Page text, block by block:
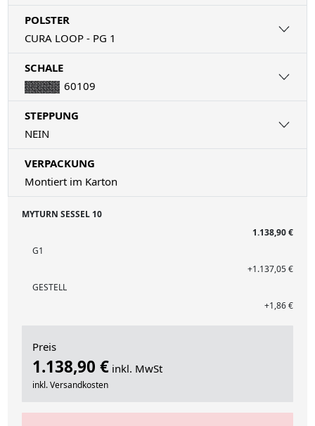
POLSTER
CURA LOOP - PG 1
SCHALE
60109
STEPPUNG
NEIN
VERPACKUNG
Montiert im Karton
MYTURN SESSEL 10
1.138,90 €
G1
+1.137,05 €
GESTELL
+1,86 €
Preis
1.138,90 € inkl. MwSt
inkl. Versandkosten